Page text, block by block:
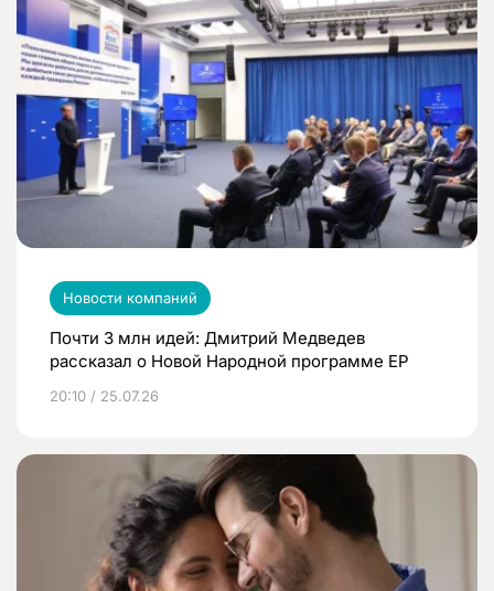
Новости компаний
Почти 3 млн идей: Дмитрий Медведев
рассказал о Новой Народной программе ЕР
20:10 / 25.07.26